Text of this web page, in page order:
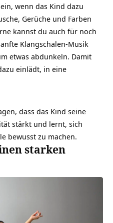
wenn das Kind dazu
Gerüche und Farben
kannst du auch für noch
Klangschalen-Musik
etwas abdunkeln. Damit
einlädt, in eine
dass das Kind seine
stärkt und lernt, sich
bewusst zu machen.
starken